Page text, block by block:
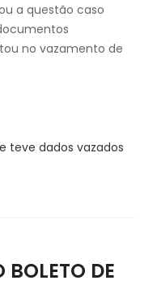
a questão caso
no vazamento de
teve dados vazados
BOLETO DE